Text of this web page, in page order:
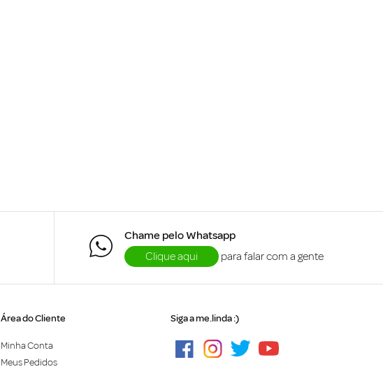
Chame pelo Whatsapp
Clique aqui
para falar com a gente
Área do Cliente
Minha Conta
Meus Pedidos
Siga a me.linda :)